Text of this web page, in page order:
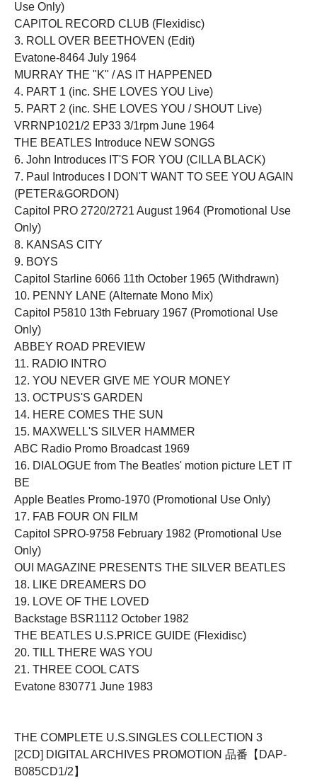
Use Only)
CAPITOL RECORD CLUB (Flexidisc)
3. ROLL OVER BEETHOVEN (Edit)
Evatone-8464 July 1964
MURRAY THE "K" / AS IT HAPPENED
4. PART 1 (inc. SHE LOVES YOU Live)
5. PART 2 (inc. SHE LOVES YOU / SHOUT Live)
VRRNP1021/2 EP33 3/1rpm June 1964
THE BEATLES Introduce NEW SONGS
6. John Introduces IT'S FOR YOU (CILLA BLACK)
7. Paul Introduces I DON'T WANT TO SEE YOU AGAIN
(PETER&GORDON)
Capitol PRO 2720/2721 August 1964 (Promotional Use
Only)
8. KANSAS CITY
9. BOYS
Capitol Starline 6066 11th October 1965 (Withdrawn)
10. PENNY LANE (Alternate Mono Mix)
Capitol P5810 13th February 1967 (Promotional Use
Only)
ABBEY ROAD PREVIEW
11. RADIO INTRO
12. YOU NEVER GIVE ME YOUR MONEY
13. OCTPUS'S GARDEN
14. HERE COMES THE SUN
15. MAXWELL'S SILVER HAMMER
ABC Radio Promo Broadcast 1969
16. DIALOGUE from The Beatles' motion picture LET IT
BE
Apple Beatles Promo-1970 (Promotional Use Only)
17. FAB FOUR ON FILM
Capitol SPRO-9758 February 1982 (Promotional Use
Only)
OUI MAGAZINE PRESENTS THE SILVER BEATLES
18. LIKE DREAMERS DO
19. LOVE OF THE LOVED
Backstage BSR1112 October 1982
THE BEATLES U.S.PRICE GUIDE (Flexidisc)
20. TILL THERE WAS YOU
21. THREE COOL CATS
Evatone 830771 June 1983
THE COMPLETE U.S.SINGLES COLLECTION 3
[2CD] DIGITAL ARCHIVES PROMOTION 品番【DAP-
B085CD1/2】